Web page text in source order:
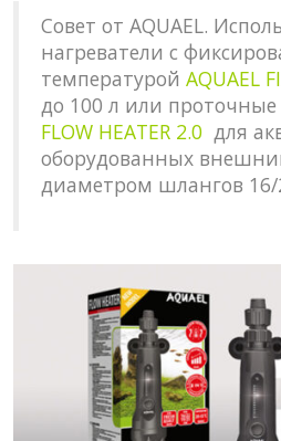
Совет от AQUAEL.
нагреватели с
температурой AQUAEL
до 100 л или
FLOW HEATER 2.0 для
оборудованных
диаметром шлангов 16/